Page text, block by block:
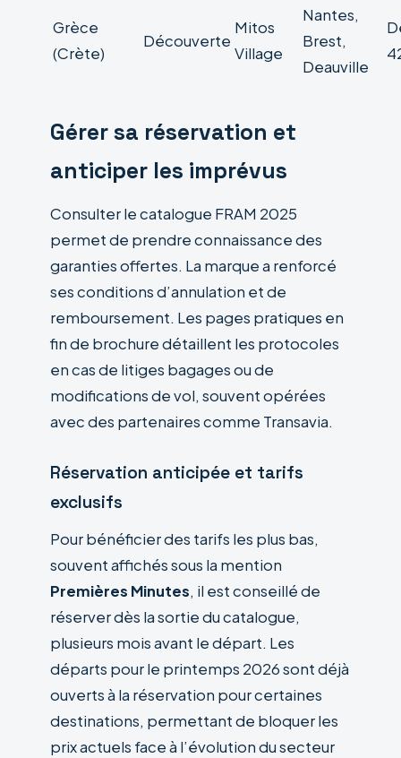
Grèce
(Crète)
Découverte
Mitos
Village
Nantes,
Brest,
Deauville
Gérer sa réservation et
anticiper les imprévus
Consulter le catalogue FRAM 2025
permet de prendre connaissance des
garanties offertes. La marque a renforcé
ses conditions d’annulation et de
remboursement. Les pages pratiques en
fin de brochure détaillent les protocoles
en cas de litiges bagages ou de
modifications de vol, souvent opérées
avec des partenaires comme Transavia.
Réservation anticipée et tarifs
exclusifs
Pour bénéficier des tarifs les plus bas,
souvent affichés sous la mention
Premières Minutes, il est conseillé de
réserver dès la sortie du catalogue,
plusieurs mois avant le départ. Les
départs pour le printemps 2026 sont déjà
ouverts à la réservation pour certaines
destinations, permettant de bloquer les
prix actuels face à l’évolution du secteur